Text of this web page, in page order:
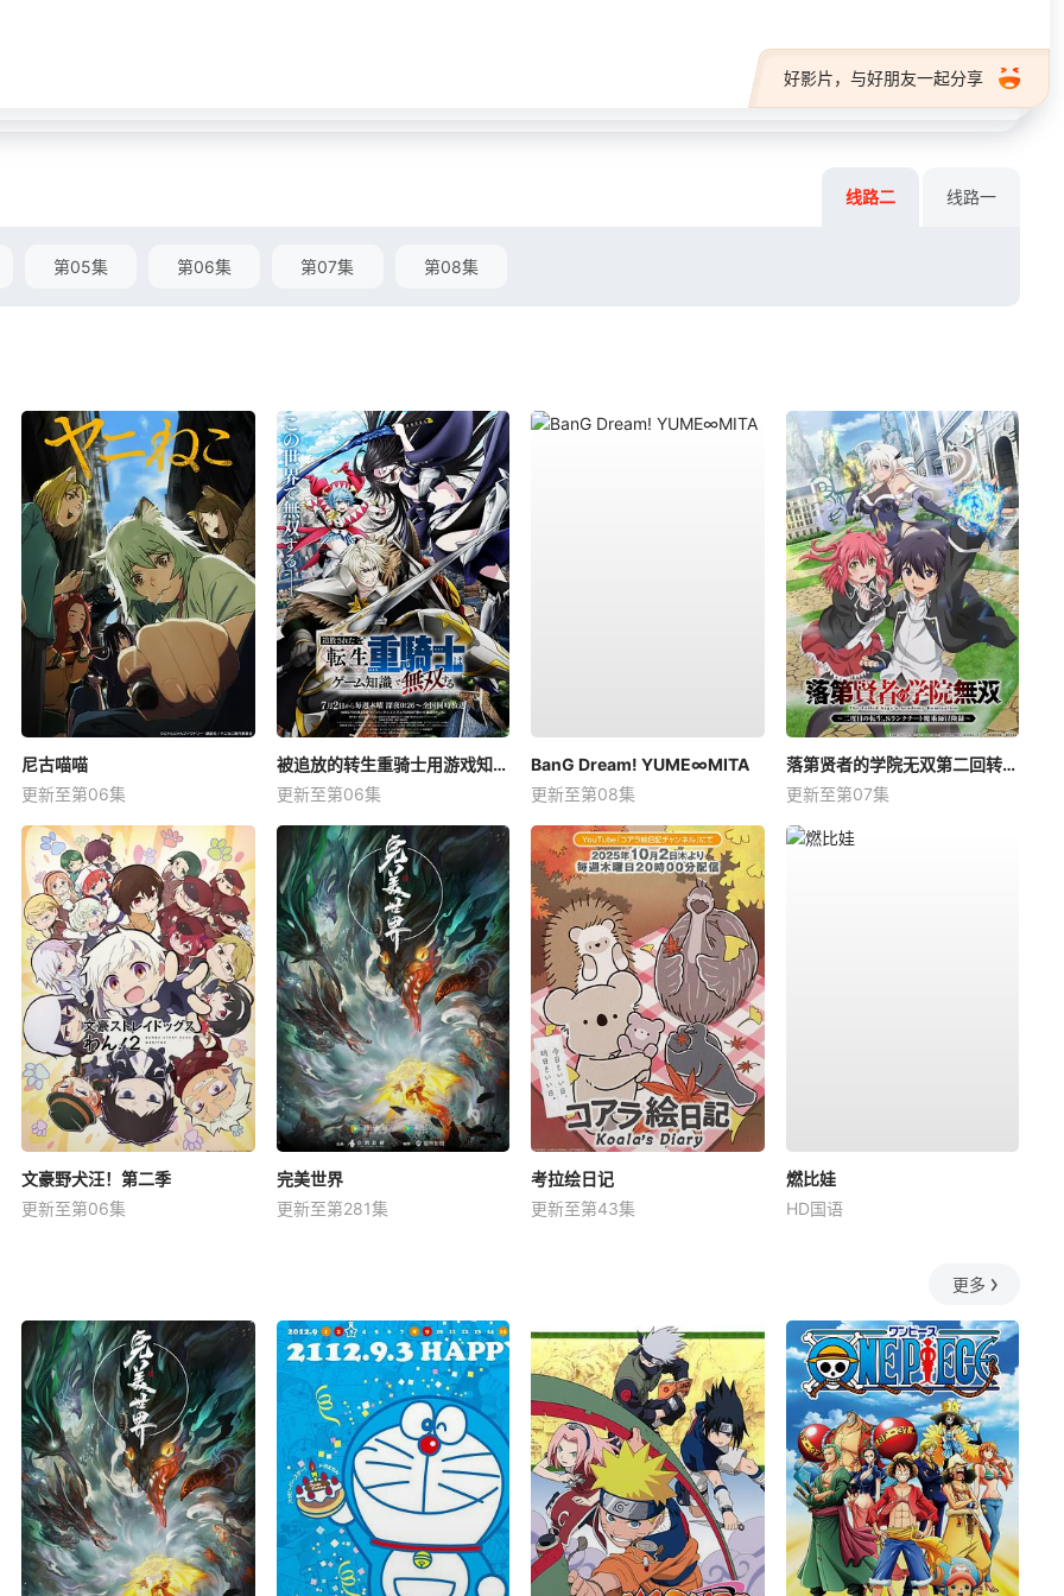
好影片，与好朋友一起分享
线路二 线路一
第05集 第06集 第07集 第08集
尼古喵喵
更新至第06集
被追放的转生重骑士用游戏知识开无双
更新至第06集
BanG Dream! YUME∞MITA
更新至第08集
落第贤者的学院无双第二回转生，S等级作弊魔术师冒险记
更新至第07集
文豪野犬汪！第二季
更新至第06集
完美世界
更新至第281集
考拉绘日记
更新至第43集
燃比娃
HD国语
更多